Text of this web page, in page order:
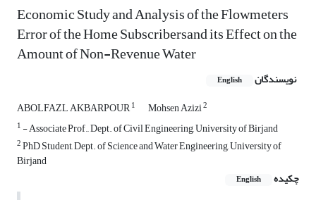
Economic Study and Analysis of the Flowmeters
Error of the Home Subscribersand its Effect on the
Amount of Non-Revenue Water
نویسندگان English
ABOLFAZL AKBARPOUR1 Mohsen Azizi2
1 - Associate Prof., Dept. of Civil Engineering, University of Birjand
2PhD Student, Dept. of Science and Water Engineering, University of
Birjand
چکیده
English